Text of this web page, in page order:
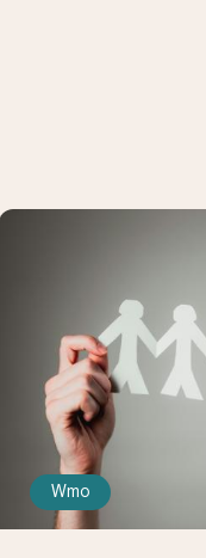
Wmo